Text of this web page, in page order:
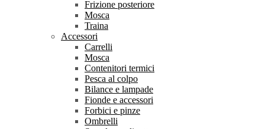
Frizione posteriore
Mosca
Traina
Accessori
Carrelli
Mosca
Contenitori termici
Pesca al colpo
Bilance e lampade
Fionde e accessori
Forbici e pinze
Ombrelli